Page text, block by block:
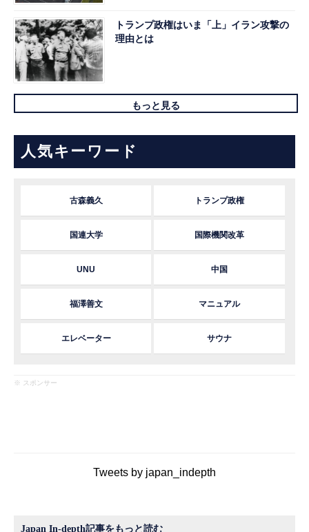
トランプ政権はいま「上」イラン攻撃の
理由とは
もっと見る
人気キーワード
古森義久 トランプ政権
国連大学 国際機関改革
UNU 中国
福澤善文 マニュアル
エレベーター サウナ
※ スポンサー
Tweets by japan_indepth
Japan In-depth記事をもっと読む